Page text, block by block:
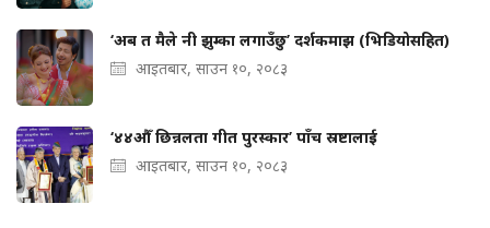
‘अब त मैले नी झुम्का लगाउँछु’ दर्शकमाझ (भिडियोसहित)
आइतबार, साउन १०, २०८३
‘४४औँ छिन्नलता गीत पुरस्कार’ पाँच स्रष्टालाई
आइतबार, साउन १०, २०८३